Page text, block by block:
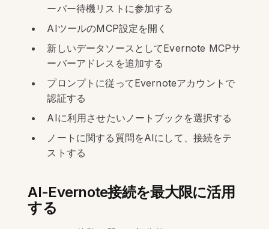
ーバー待機リストに参加する
AIツールのMCP設定を開く
新しいデータソースとしてEvernote MCPサ
ーバーアドレスを追加する
プロンプトに従ってEvernoteアカウントで
認証する
AIに利用させたいノートブックを選択する
ノートに関する質問をAIにして、接続をテ
ストする
AI-Evernote接続を最大限に活用
する